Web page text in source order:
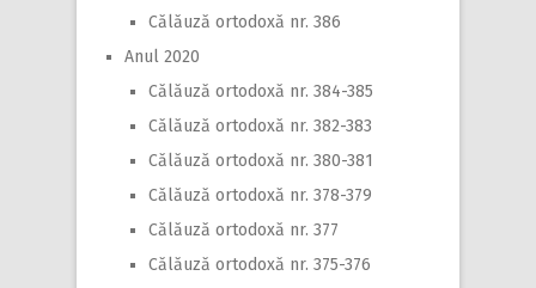
Călăuză ortodoxă nr. 386
Anul 2020
Călăuză ortodoxă nr. 384-385
Călăuză ortodoxă nr. 382-383
Călăuză ortodoxă nr. 380-381
Călăuză ortodoxă nr. 378-379
Călăuză ortodoxă nr. 377
Călăuză ortodoxă nr. 375-376